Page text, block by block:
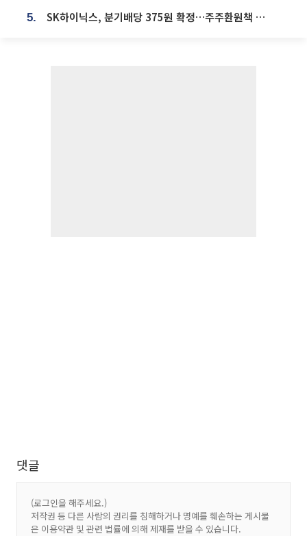
5. SK하이닉스, 분기배당 375원 확정…주주환원책 9월로 앞당겨 발표
댓글